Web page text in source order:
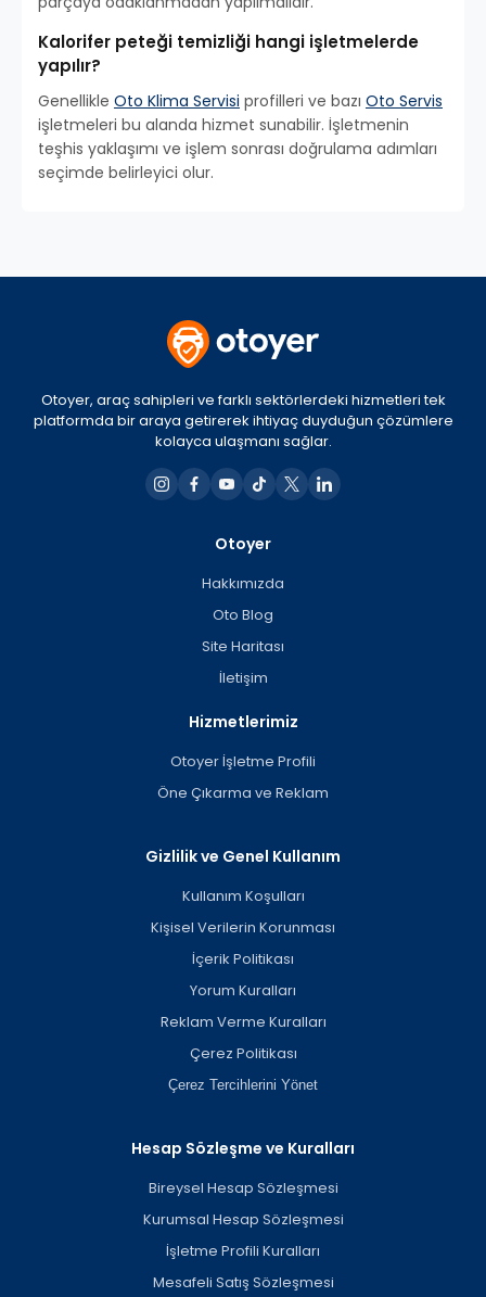
Kalorifer peteği temizliği hangi işletmelerde
yapılır?
Genellikle Oto Klima Servisi profilleri ve bazı Oto Servis
işletmeleri bu alanda hizmet sunabilir. İşletmenin
teşhis yaklaşımı ve işlem sonrası doğrulama adımları
seçimde belirleyici olur.
Otoyer, araç sahipleri ve farklı sektörlerdeki hizmetleri tek
platformda bir araya getirerek ihtiyaç duyduğun çözümlere
kolayca ulaşmanı sağlar.
Otoyer
Hakkımızda
Oto Blog
Site Haritası
İletişim
Hizmetlerimiz
Otoyer İşletme Profili
Öne Çıkarma ve Reklam
Gizlilik ve Genel Kullanım
Kullanım Koşulları
Kişisel Verilerin Korunması
İçerik Politikası
Yorum Kuralları
Reklam Verme Kuralları
Çerez Politikası
Çerez Tercihlerini Yönet
Hesap Sözleşme ve Kuralları
Bireysel Hesap Sözleşmesi
Kurumsal Hesap Sözleşmesi
İşletme Profili Kuralları
Mesafeli Satış Sözleşmesi